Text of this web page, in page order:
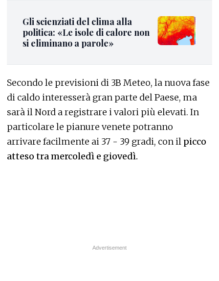
Gli scienziati del clima alla
politica: «Le isole di calore non
si eliminano a parole»
Secondo le previsioni di 3B Meteo, la nuova fase
di caldo interesserà gran parte del Paese, ma
sarà il Nord a registrare i valori più elevati. In
particolare le pianure venete potranno
arrivare facilmente ai 37 - 39 gradi, con il picco
atteso tra mercoledì e giovedì.